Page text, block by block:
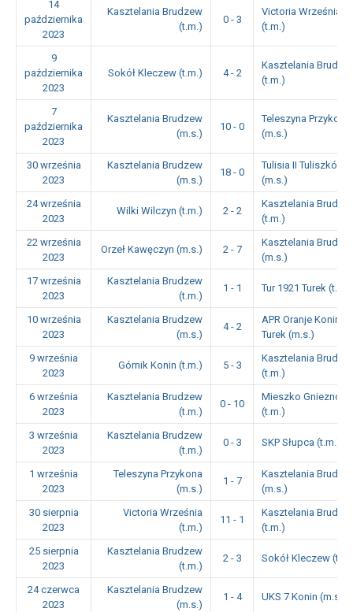
14
października
2023
Kasztelania Brudzew
(t.m.)
0 - 3
Victoria Września
(t.m.)
9
października
2023
Sokół Kleczew (t.m.) 4 - 2
Kasztelania
(t.m.)
7
października
2023
Kasztelania Brudzew
(m.s.)
10 - 0
Teleszyna Przykona
(m.s.)
30 września
2023
Kasztelania Brudzew
(m.s.)
18 - 0
Tulisia II Tuliszków
(m.s.)
24 września
2023
Wilki Wilczyn (t.m.) 2 - 2
Kasztelania
(t.m.)
22 września
2023
Orzeł Kawęczyn (m.s.) 2 - 7
Kasztelania
(m.s.)
17 września
2023
Kasztelania Brudzew
(t.m.)
1 - 1 Tur 1921 Turek (t.m.)
10 września
2023
Kasztelania Brudzew
(m.s.)
4 - 2
APR Oranje Konin
Turek (m.s.)
9 września
2023
Górnik Konin (t.m.) 5 - 3
Kasztelania
(t.m.)
6 września
2023
Kasztelania Brudzew
(t.m.)
0 - 10
Mieszko Gniezno
(t.m.)
3 września
2023
Kasztelania Brudzew
(t.m.)
0 - 3 SKP Słupca (t.m.)
1 września
2023
Teleszyna Przykona
(m.s.)
1 - 7
Kasztelania
(m.s.)
30 sierpnia
2023
Victoria Września
(t.m.)
11 - 1
Kasztelania
(t.m.)
25 sierpnia
2023
Kasztelania Brudzew
(t.m.)
2 - 3 Sokół Kleczew
24 czerwca
2023
Kasztelania Brudzew
(m.s.)
1 - 4 UKS 7 Konin (m.s.)